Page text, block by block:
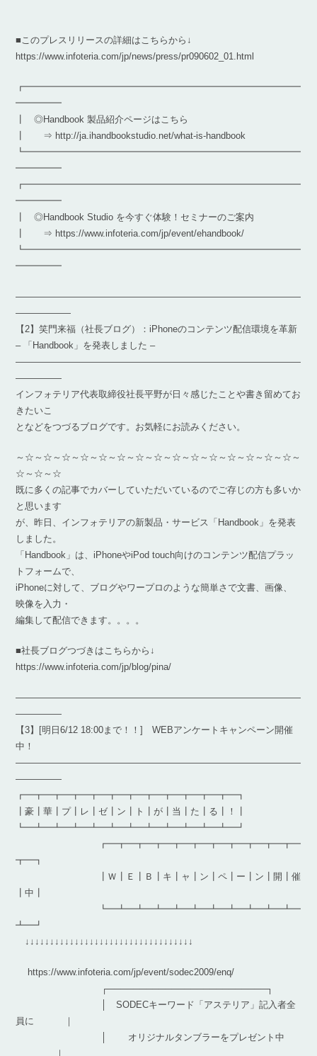
■このプレスリリースの詳細はこちらから↓
https://www.infoteria.com/jp/news/press/pr090602_01.html
┏━━━━━━━━━━━━━━━━━━━━━━━━━━━━━━
━━━━━
┃ ◎Handbook 製品紹介ページはこちら
┃ ⇒ http://ja.ihandbookstudio.net/what-is-handbook
┗━━━━━━━━━━━━━━━━━━━━━━━━━━━━━━
━━━━━
┏━━━━━━━━━━━━━━━━━━━━━━━━━━━━━━
━━━━━
┃ ◎Handbook Studio を今すぐ体験！セミナーのご案内
┃ ⇒ https://www.infoteria.com/jp/event/ehandbook/
┗━━━━━━━━━━━━━━━━━━━━━━━━━━━━━━
━━━━━
―――――――――――――――――――――――――――――――
――――――
【2】笑門来福（社長ブログ）：iPhoneのコンテンツ配信環境を革新
– 「Handbook」を発表しました –
―――――――――――――――――――――――――――――――
―――――
インフォテリア代表取締役社長平野が日々感じたことや書き留めてお
きたいこ
となどをつづるブログです。お気軽にお読みください。
～☆～☆～☆～☆～☆～☆～☆～☆～☆～☆～☆～☆～☆～☆～☆～
☆～☆～☆
既に多くの記事でカバーしていただいているのでご存じの方も多いか
と思います
が、昨日、インフォテリアの新製品・サービス「Handbook」を発表
しました。
「Handbook」は、iPhoneやiPod touch向けのコンテンツ配信プラッ
トフォームで、
iPhoneに対して、ブログやワープロのような簡単さで文書、画像、
映像を入力・
編集して配信できます。。。。
■社長ブログつづきはこちらから↓
https://www.infoteria.com/jp/blog/pina/
―――――――――――――――――――――――――――――――
―――――
【3】[明日6/12 18:00まで！！] WEBアンケートキャンペーン開催
中！
―――――――――――――――――――――――――――――――
―――――
┏━┳━┳━┳━┳━┳━┳━┳━┳━┳━┳━┳━┓
┃豪┃華┃プ┃レ┃ゼ┃ン┃ト┃が┃当┃た┃る┃！┃
┗━┻━┻━┻━┻━┻━┻━┻━┻━┻━┻━┻━┛
┏━┳━┳━┳━┳━┳━┳━┳━┳━┳━┳━
┳━┓
┃Ｗ┃Ｅ┃Ｂ┃キ┃ャ┃ン┃ペ┃ー┃ン┃開┃催
┃中┃
┗━┻━┻━┻━┻━┻━┻━┻━┻━┻━┻━
┻━┛
↓↓↓↓↓↓↓↓↓↓↓↓↓↓↓↓↓↓↓↓↓↓↓↓↓↓↓↓↓↓↓↓↓↓
https://www.infoteria.com/jp/event/sodec2009/enq/
┌─────────────────────────┐
│ SODECキーワード「アステリア」記入者全
員に ｜
│ オリジナルタンブラーをプレゼント中
｜